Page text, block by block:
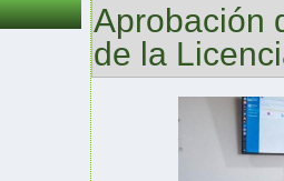
Aprobación
de la